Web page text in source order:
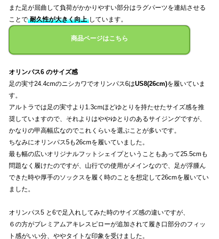
また足が屈曲して負荷がかかりやすい部分はラグパーツを連結させる
ことで耐久性が大きく向上しています。
商品ページはこちら
オリンパス6 のサイズ感
足の実寸24.4cmのニシカワでオリンパス6はUS8(26cm)を履いていま
す。
アルトラでは足の実寸より1.3cmほどゆとりを持たせたサイズ感を推
奨していますので、それよりはややゆとりのあるサイジングですが、
かなりの甲高幅広なのでこれくらいを選ぶことが多いです。
ちなみにオリンパス5も26cmを履いていました。
最も幅の広いオリジナルフットシェイプということもあって25.5cmも
問題なく履けたのですが、山行での使用がメインなので、足が浮腫ん
できた時や厚手のソックスを履く時のことを想定して26cmを履いてい
ました。
オリンパス5 と6で足入れしてみた時のサイズ感の違いですが、
６の方がプレミアムアキレスピローが追加されて履き口部分のフィッ
ト感がいい分、ややタイトな印象を受けました。